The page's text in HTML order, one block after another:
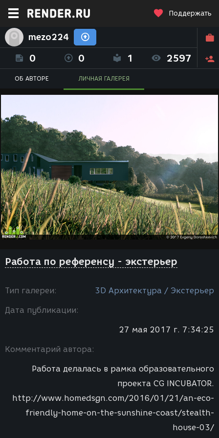
Поддержать
mezo224
0 0 1 2597
ОБ АВТОРЕ ЛИЧНАЯ ГАЛЕРЕЯ
Работа по референсу - экстерьер
Тип галереи: 3D Архитектура / Экстерьер
Дата публикации:
27 мая 2017 г. 7:34:25
Комментарий автора:
Работа делалась в рамка образовательного
проекта CG INCUBATOR.
http://www.homedsgn.com/2016/01/21/an-eco-
friendly-home-on-the-sunshine-coast/stealth-
house-03/